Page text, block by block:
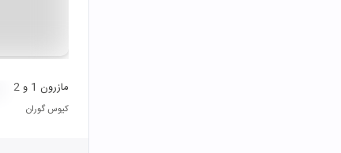
مازرون 1 و 2
کیوس گوران